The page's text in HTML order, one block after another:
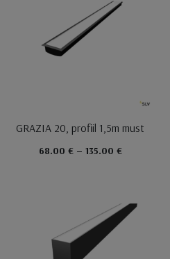
GRAZIA 20, profiil 1,5m must
68.00 € – 135.00 €